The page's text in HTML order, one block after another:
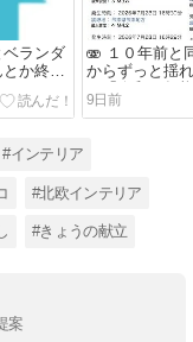
ランダ
か終わ
🫨 １０年前と
からずっと揺
す「令和８年
9日前
#インテリア
#北欧インテリア
#きょうの献立
案